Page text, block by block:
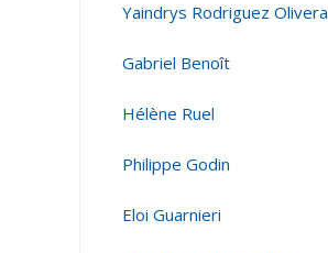
Yaindrys Rodriguez Olivera
Gabriel Benoît
Hélène Ruel
Philippe Godin
Eloi Guarnieri